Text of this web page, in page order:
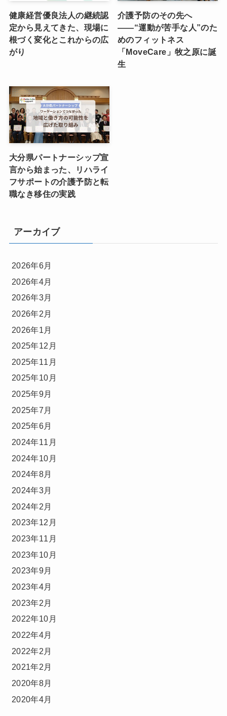
健康経営優良法人の継続認
定から見えてきた、現場に
根づく変化とこれからの広
がり
介護予防のその先へ
――“運動が苦手な人”のた
めのフィットネス
「MoveCare」牧之原に誕
生
大分県パートナーシップ宣
言から始まった、リハライ
フサポートの介護予防と転
職なき移住の実践
アーカイブ
2026年6月
2026年4月
2026年3月
2026年2月
2026年1月
2025年12月
2025年11月
2025年10月
2025年9月
2025年7月
2025年6月
2024年11月
2024年10月
2024年8月
2024年3月
2024年2月
2023年12月
2023年11月
2023年10月
2023年9月
2023年4月
2023年2月
2022年10月
2022年4月
2022年2月
2021年2月
2020年8月
2020年4月